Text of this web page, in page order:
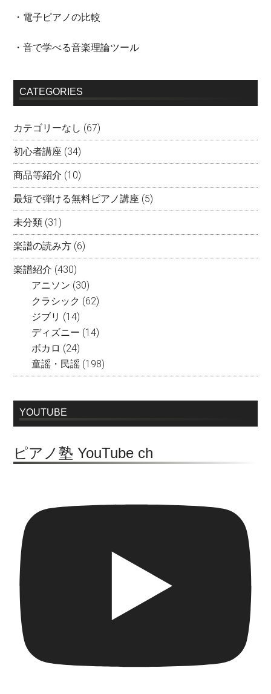
・電子ピアノの比較
・音で学べる音楽理論ツール
CATEGORIES
カテゴリーなし (67)
初心者講座 (34)
商品等紹介 (10)
最短で弾ける無料ピアノ講座 (5)
未分類 (31)
楽譜の読み方 (6)
楽譜紹介 (430)
アニソン (30)
クラシック (62)
ジブリ (14)
ディズニー (14)
ボカロ (24)
童謡・民謡 (198)
YOUTUBE
ピアノ塾 YouTube ch